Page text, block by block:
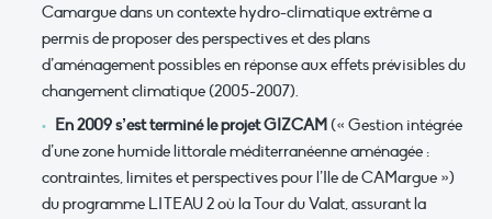
Camargue dans un contexte hydro-climatique extrême a
permis de proposer des perspectives et des plans
d’aménagement possibles en réponse aux effets prévisibles du
changement climatique (2005-2007).
En 2009 s’est terminé le projet GIZCAM (« Gestion intégrée
d’une zone humide littorale méditerranéenne aménagée :
contraintes, limites et perspectives pour l’Ile de CAMargue »)
du programme LITEAU 2 où la Tour du Valat, assurant la